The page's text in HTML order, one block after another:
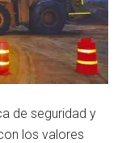
de seguridad y
los valores